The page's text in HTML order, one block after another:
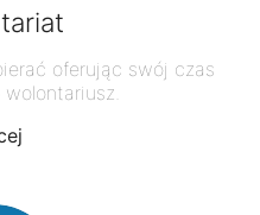
oferując swój czas